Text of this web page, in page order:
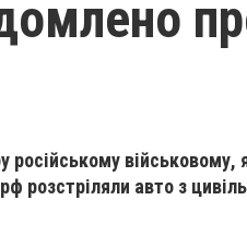
російському військовому,
розстріляли авто з